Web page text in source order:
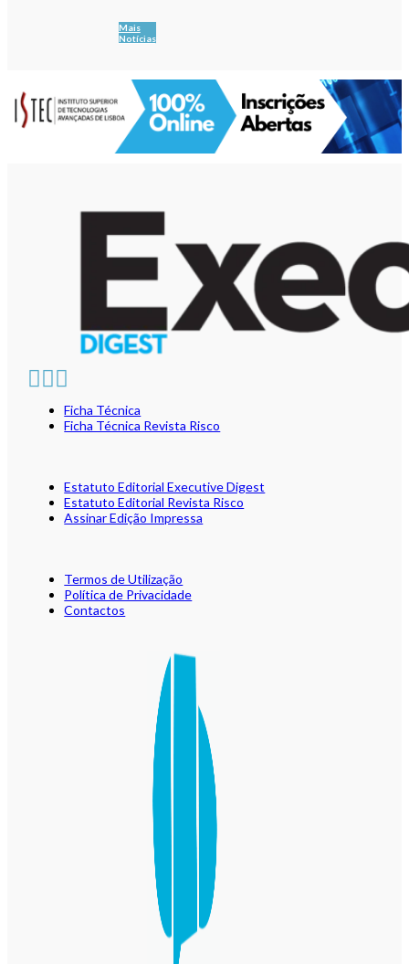
Mais
Notícias
Ficha Técnica
Ficha Técnica Revista Risco
Estatuto Editorial Executive Digest
Estatuto Editorial Revista Risco
Assinar Edição Impressa
Termos de Utilização
Política de Privacidade
Contactos